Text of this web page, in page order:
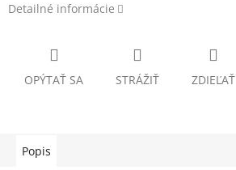
Detailné informácie
OPÝTAŤ SA STRÁŽIŤ ZDIEĽAŤ
Popis